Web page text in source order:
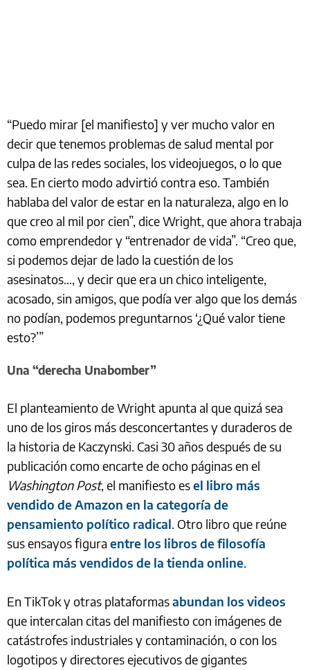
“Puedo mirar [el manifiesto] y ver mucho valor en
decir que tenemos problemas de salud mental por
culpa de las redes sociales, los videojuegos, o lo que
sea. En cierto modo advirtió contra eso. También
hablaba del valor de estar en la naturaleza, algo en lo
que creo al mil por cien”, dice Wright, que ahora trabaja
como emprendedor y “entrenador de vida”. “Creo que,
si podemos dejar de lado la cuestión de los
asesinatos…, y decir que era un chico inteligente,
acosado, sin amigos, que podía ver algo que los demás
no podían, podemos preguntarnos ‘¿Qué valor tiene
esto?’”
Una “derecha Unabomber”
El planteamiento de Wright apunta al que quizá sea
uno de los giros más desconcertantes y duraderos de
la historia de Kaczynski. Casi 30 años después de su
publicación como encarte de ocho páginas en el
Washington Post, el manifiesto esel libro más
vendido de Amazon en la categoría de
pensamiento político radical. Otro libro que reúne
sus ensayos figura entre los libros de filosofía
política más vendidos de la tienda online.
En TikTok y otras plataformasabundan los videos
que intercalan citas del manifiesto con imágenes de
catástrofes industriales y contaminación, o con los
logotipos y directores ejecutivos de gigantes